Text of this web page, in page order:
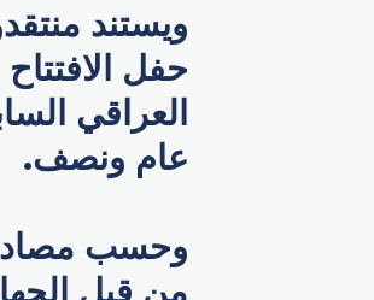
ويستند
حفل
العراقي
عام ونصف.
وحسب مصادر